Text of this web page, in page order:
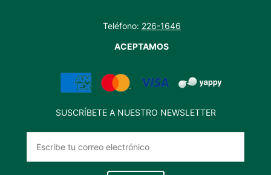
Teléfono: 226-1646
ACEPTAMOS
SUSCRÍBETE A NUESTRO NEWSLETTER